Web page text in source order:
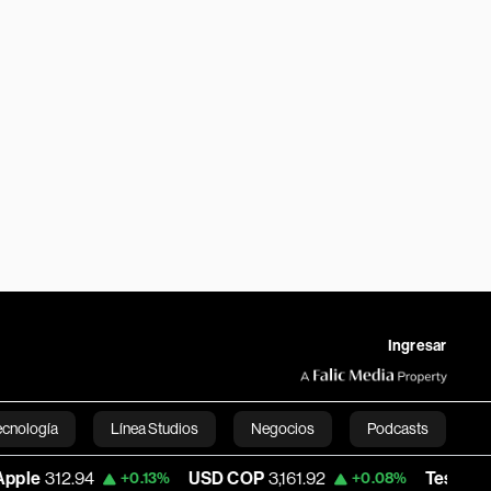
Ingresar
Línea Studios Negocios Podcasts
English
+0.13% USD COP 3,161.92 +0.08% Tesla 324.15